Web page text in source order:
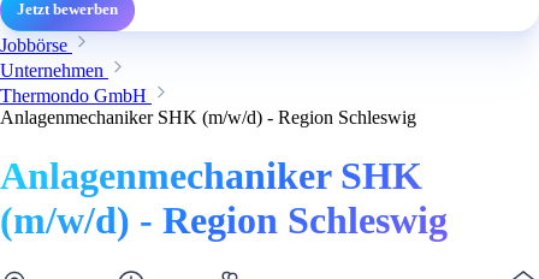
Jetzt bewerben
Jobbörse
Unternehmen
Thermondo GmbH
Anlagenmechaniker SHK (m/w/d) - Region Schleswig
Anlagenmechaniker SHK
(m/w/d) - Region Schleswig